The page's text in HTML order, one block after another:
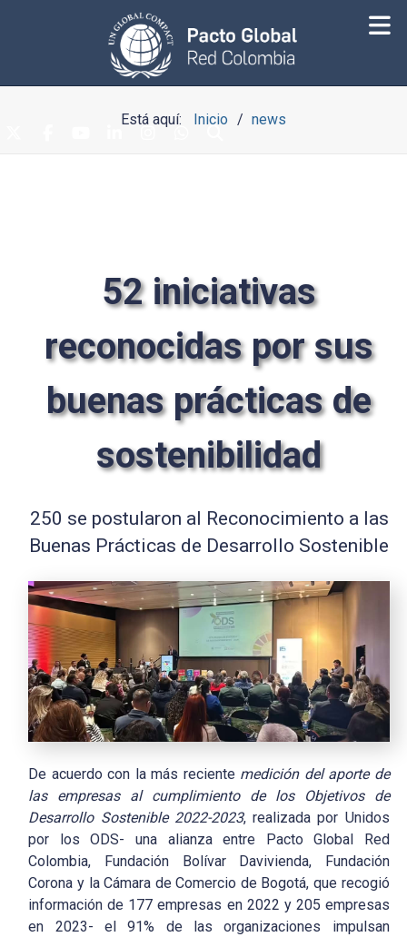
Está aquí: Inicio news
52 iniciativas
reconocidas por sus
buenas prácticas de
sostenibilidad
250 se postularon al Reconocimiento a las
Buenas Prácticas de Desarrollo Sostenible
De acuerdo con la más reciente medición del aporte de
las empresas al cumplimiento de los Objetivos de
Desarrollo Sostenible 2022-2023, realizada por Unidos
por los ODS- una alianza entre Pacto Global Red
Colombia, Fundación Bolívar Davivienda, Fundación
Corona y la Cámara de Comercio de Bogotá, que recogió
información de 177 empresas en 2022 y 205 empresas
en 2023- el 91% de las organizaciones impulsan